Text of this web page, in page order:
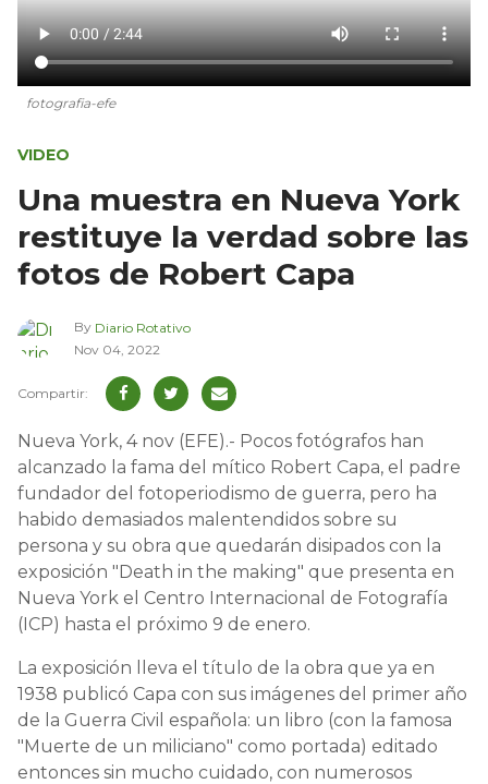
fotografia-efe
VIDEO
Una muestra en Nueva York
restituye la verdad sobre las
fotos de Robert Capa
By Diario Rotativo
Nov 04, 2022
Nueva York, 4 nov (EFE).- Pocos fotógrafos han
alcanzado la fama del mítico Robert Capa, el padre
fundador del fotoperiodismo de guerra, pero ha
habido demasiados malentendidos sobre su
persona y su obra que quedarán disipados con la
exposición "Death in the making" que presenta en
Nueva York el Centro Internacional de Fotografía
(ICP) hasta el próximo 9 de enero.
La exposición lleva el título de la obra que ya en
1938 publicó Capa con sus imágenes del primer año
de la Guerra Civil española: un libro (con la famosa
"Muerte de un miliciano" como portada) editado
entonces sin mucho cuidado, con numerosos